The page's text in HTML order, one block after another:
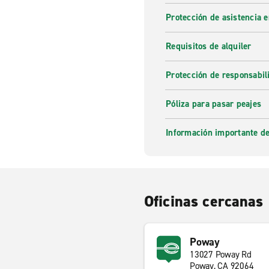
Protección de asistencia
Requisitos de alquiler
Protección de
Póliza para pasar peajes
Información importante
Oficinas cercanas
Poway
13027 Poway Rd
Poway, CA 92064